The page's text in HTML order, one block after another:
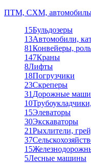
ПТМ, СХМ,
15Бульдозеры
13Автомобили,
81Конвейеры,
147Краны
8Лифты
18Погрузчики
23Скреперы
31 Дорожные
10
15Элеваторы
30Экскаваторы
21Рыхлители,
37
15
5Лесные машины